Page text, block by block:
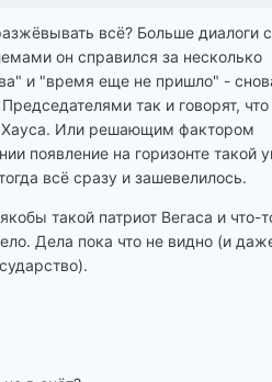
всё? Больше диалоги
он справился за несколько
и "время еще не пришло" -
так и говорят, что
Хауса. Или решающим фактором
появление на горизонте такой
всё сразу и зашевелилось.
такой патриот Вегаса и что-
Дела пока что не видно (и